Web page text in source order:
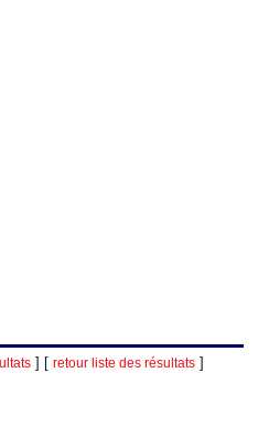
] [ retour liste des résultats]